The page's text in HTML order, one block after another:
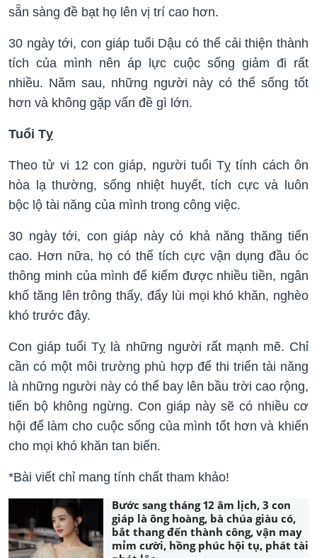
sẵn sàng đề bạt họ lên vị trí cao hơn.
30 ngày tới, con giáp tuổi Dậu có thể cải thiện thành
tích của mình nên áp lực cuộc sống giảm đi rất
nhiều. Năm sau, những người này có thể sống tốt
hơn và không gặp vấn đề gì lớn.
Tuổi Tỵ
Theo tử vi 12 con giáp, người tuổi Tỵ tính cách ôn
hòa lạ thường, sống nhiệt huyết, tích cực và luôn
bộc lộ tài năng của mình trong công việc.
30 ngày tới, con giáp này có khả năng thăng tiến
cao. Hơn nữa, họ có thể tích cực vận dụng đầu óc
thông minh của mình để kiếm được nhiều tiền, ngân
khố tăng lên trông thấy, đẩy lùi mọi khó khăn, nghèo
khó trước đây.
Con giáp tuổi Tỵ là những người rất mạnh mẽ. Chỉ
cần có một môi trường phù hợp để thi triển tài năng
là những người này có thể bay lên bầu trời cao rộng,
tiến bộ không ngừng. Con giáp này sẽ có nhiều cơ
hội để làm cho cuộc sống của mình tốt hơn và khiến
cho mọi khó khăn tan biến.
*Bài viết chỉ mang tính chất tham khảo!
Bước sang tháng 12 âm lịch, 3 con
giáp là ông hoàng, bà chúa giàu có,
bắt thang đến thành công, vận may
mỉm cười, hồng phúc hội tụ, phát tài